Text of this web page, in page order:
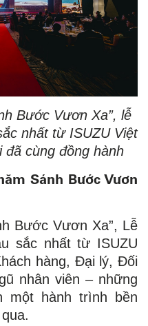
Bước Vươn Xa”, lễ
nhất từ ISUZU Việt
cùng đồng hành
Sánh Bước Vươn
Bước Vươn Xa”, Lễ
sắc nhất từ ISUZU
hàng, Đại lý, Đối
nhân viên – những
một hành trình bền